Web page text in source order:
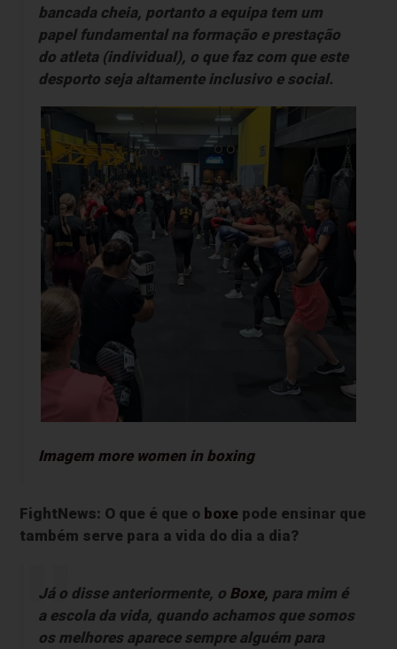
bancada cheia, portanto a equipa tem um
papel fundamental na formação e prestação
do atleta (individual), o que faz com que este
desporto seja altamente inclusivo e social.
Imagem more women in boxing
FightNews: O que é que o boxe pode ensinar que
também serve para a vida do dia a dia?
Já o disse anteriormente, o Boxe, para mim é
a escola da vida, quando achamos que somos
os melhores aparece sempre alguém para